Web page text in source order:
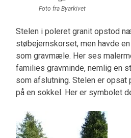
Foto fra Byarkivet
Stelen i poleret granit opstod
støbejernskorset, men havde
som gravmæle. Her ses
families gravminde, nemlig en
som afslutning. Stelen er opsat
på en sokkel. Her er symbolet